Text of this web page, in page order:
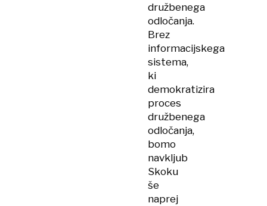
družbenega
odločanja.
Brez
informacijskega
sistema,
ki
demokratizira
proces
družbenega
odločanja,
bomo
navkljub
Skoku
še
naprej